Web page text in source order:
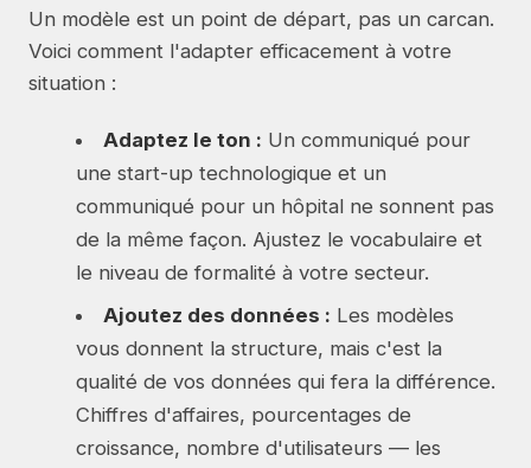
Un modèle est un point de départ, pas un carcan.
Voici comment l'adapter efficacement à votre
situation :
Adaptez le ton : Un communiqué pour
une start-up technologique et un
communiqué pour un hôpital ne sonnent pas
de la même façon. Ajustez le vocabulaire et
le niveau de formalité à votre secteur.
Ajoutez des données : Les modèles
vous donnent la structure, mais c'est la
qualité de vos données qui fera la différence.
Chiffres d'affaires, pourcentages de
croissance, nombre d'utilisateurs — les